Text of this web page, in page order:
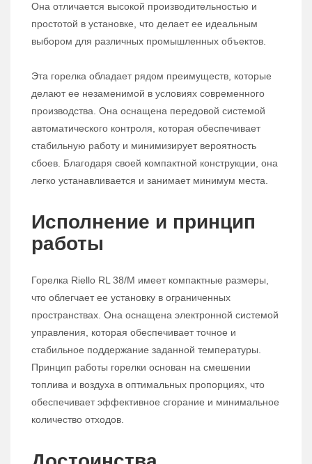
Она отличается высокой производительностью и
простотой в установке, что делает ее идеальным
выбором для различных промышленных объектов.
Эта горелка обладает рядом преимуществ, которые
делают ее незаменимой в условиях современного
производства. Она оснащена передовой системой
автоматического контроля, которая обеспечивает
стабильную работу и минимизирует вероятность
сбоев. Благодаря своей компактной конструкции, она
легко устанавливается и занимает минимум места.
Исполнение и принцип
работы
Горелка Riello RL 38/M имеет компактные размеры,
что облегчает ее установку в ограниченных
пространствах. Она оснащена электронной системой
управления, которая обеспечивает точное и
стабильное поддержание заданной температуры.
Принцип работы горелки основан на смешении
топлива и воздуха в оптимальных пропорциях, что
обеспечивает эффективное сгорание и минимальное
количество отходов.